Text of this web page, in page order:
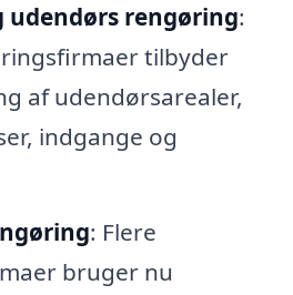
udendørs rengøring:
tilbyder
af udendørsarealer,
indgange og
: Flere
bruger nu